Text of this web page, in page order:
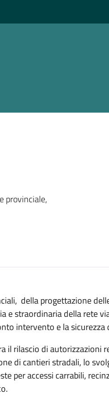
provinciale,
della progettazione
e straordinaria della rete
intervento e la sicurezza
il rilascio di autorizzazioni
di cantieri stradali, lo
per accessi carrabili,